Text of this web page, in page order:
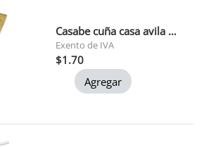
Casabe cuña casa avila 220gr
Exento de IVA
$1.70
Agregar